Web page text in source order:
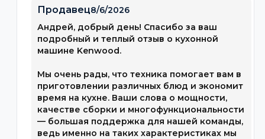
Продавец8/6/2026
Андрей, добрый день! Спасибо за ваш
подробный и теплый отзыв о кухонной
машине Kenwood.
Мы очень рады, что техника помогает вам в
приготовлении различных блюд и экономит
время на кухне. Ваши слова о мощности,
качестве сборки и многофункциональности
— большая поддержка для нашей команды,
ведь именно на таких характеристиках мы